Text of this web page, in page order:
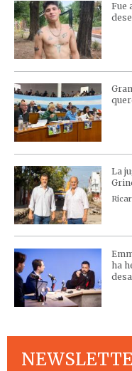
Fue
La
ha